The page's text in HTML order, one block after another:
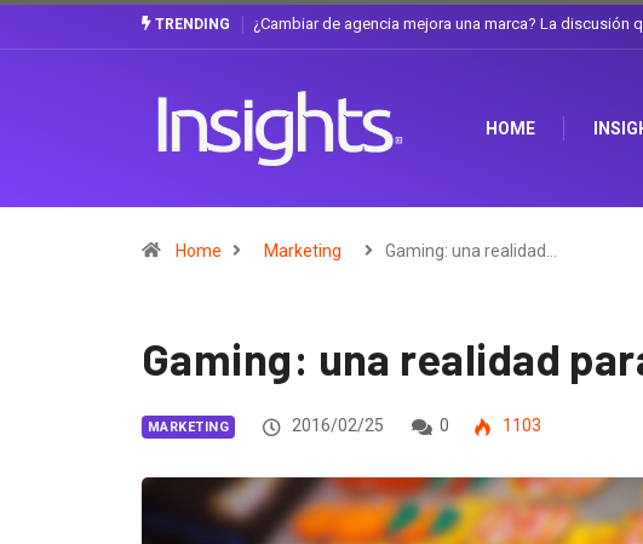
TRENDING Gabriela Herrera y el arte de cambiarse el sombrero en
HOME
Home Marketing Gaming: una realidad…
Gaming: una realidad
MARKETING 2016/02/25 0 1103